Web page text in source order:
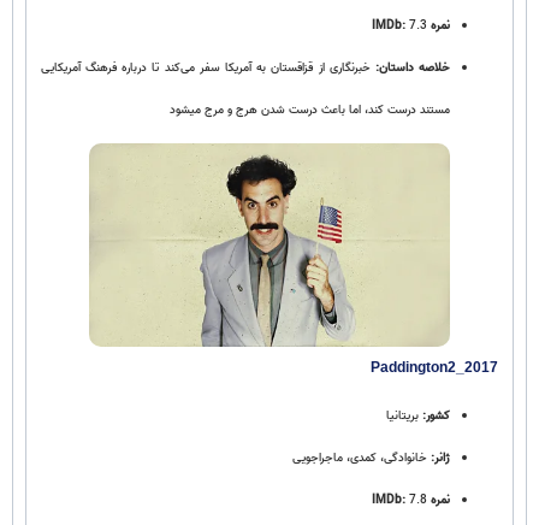
نمره IMDb: 7.3
خلاصه داستان: خبرنگاری از قزاقستان به آمریکا سفر می‌کند تا درباره فرهنگ آمریکایی
مستند درست کند، اما باعث درست شدن هرج و مرج میشود
Paddington2_2017
کشور:بریتانیا
ژانر:خانوادگی، کمدی، ماجراجویی
نمره IMDb:7.8